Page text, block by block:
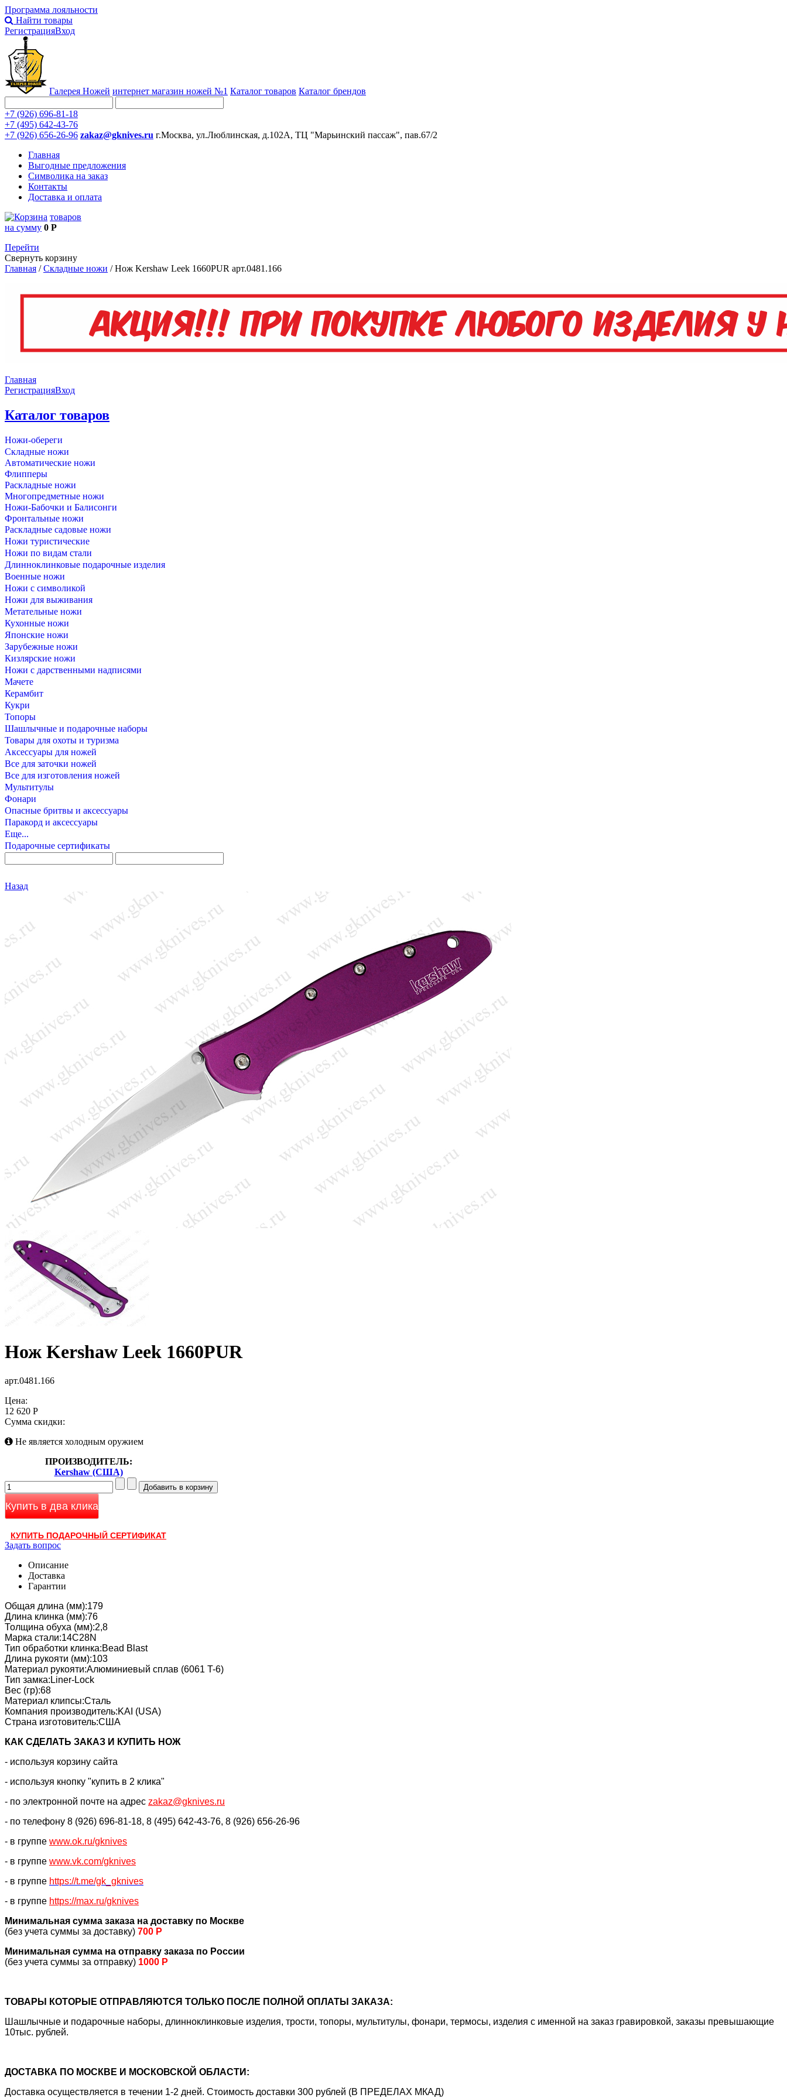
Программа лояльности
Найти товары
РегистрацияВход
Галерея Ножей интернет магазин ножей №1 Каталог товаров Каталог брендов
+7 (926) 696-81-18
+7 (495) 642-43-76
+7 (926) 656-26-96 zakaz@gknives.ru г.Москва, ул.Люблинская, д.102А, ТЦ "Марьинский пассаж", пав.67/2
Главная
Выгодные предложения
Символика на заказ
Контакты
Доставка и оплата
товаров
на сумму 0 Р
Перейти
Свернуть корзину
Главная /Складные ножи /Нож Kershaw Leek 1660PUR арт.0481.166
Главная
РегистрацияВход
Каталог товаров
Ножи-обереги
Складные ножи
Автоматические ножи
Флипперы
Раскладные ножи
Многопредметные ножи
Ножи-Бабочки и Балисонги
Фронтальные ножи
Раскладные садовые ножи
Ножи туристические
Ножи по видам стали
Длинноклинковые подарочные изделия
Военные ножи
Ножи с символикой
Ножи для выживания
Метательные ножи
Кухонные ножи
Японские ножи
Зарубежные ножи
Кизлярские ножи
Ножи с дарственными надписями
Мачете
Керамбит
Кукри
Топоры
Шашлычные и подарочные наборы
Товары для охоты и туризма
Аксессуары для ножей
Все для заточки ножей
Все для изготовления ножей
Мультитулы
Фонари
Опасные бритвы и аксессуары
Паракорд и аксессуары
Еще...
Подарочные сертификаты
Назад
Нож Kershaw Leek 1660PUR
арт.0481.166
Цена:
12 620 Р
Сумма скидки:
Не является холодным оружием
ПРОИЗВОДИТЕЛЬ:
Kershaw (США)
Купить в два клика
КУПИТЬ ПОДАРОЧНЫЙ СЕРТИФИКАТ
Задать вопрос
Описание
Доставка
Гарантии
Общая длина (мм):179
Длина клинка (мм):76
Толщина обуха (мм):2,8
Марка стали:14C28N
Тип обработки клинка:Bead Blast
Длина рукояти (мм):103
Материал рукояти:Алюминиевый сплав (6061 T-6)
Тип замка:Liner-Lock
Вес (гр):68
Материал клипсы:Сталь
Компания производитель:KAI (USA)
Страна изготовитель:США
КАК CДЕЛАТЬ ЗАКАЗ И КУПИТЬ НОЖ
- используя корзину сайта
- используя кнопку "купить в 2 клика"
- по электронной почте на адрес zakaz@gknives.ru
- по телефону 8 (926) 696-81-18, 8 (495) 642-43-76, 8 (926) 656-26-96
- в группе www.ok.ru/gknives
- в группе www.vk.com/gknives
- в группе https://t.me/gk_gknives
- в группе https://max.ru/gknives
Минимальная сумма заказа на доставку по Москве
(без учета суммы за доставку) 700 Р
Минимальная сумма на отправку заказа по России
(без учета суммы за отправку) 1000 Р
ТОВАРЫ КОТОРЫЕ ОТПРАВЛЯЮТСЯ ТОЛЬКО ПОСЛЕ ПОЛНОЙ ОПЛАТЫ ЗАКАЗА:
Шашлычные и подарочные наборы, длинноклинковые изделия, трости, топоры, мультитулы, фонари, термосы, изделия с именной на заказ гравировкой, заказы превышающие
10тыс. рублей.
ДОСТАВКА ПО МОСКВЕ И МОСКОВСКОЙ ОБЛАСТИ:
Доставка осуществляется в течении 1-2 дней. Стоимость доставки 300 рублей (В ПРЕДЕЛАХ МКАД)